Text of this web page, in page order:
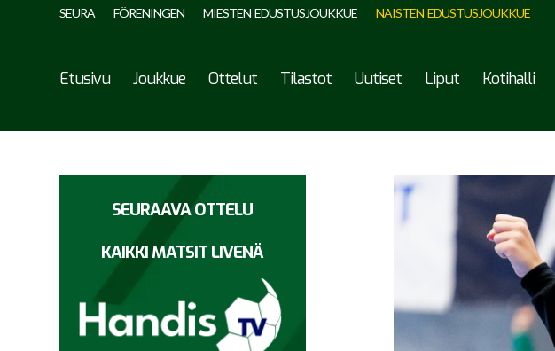
SEURA FÖRENINGEN MIESTEN EDUSTUSJOUKKUE NAISTEN EDUSTUSJOUKKUE
Etusivu Joukkue Ottelut Tilastot Uutiset Liput Kotihalli
SEURAAVA OTTELU
KAIKKI MATSIT LIVENÄ